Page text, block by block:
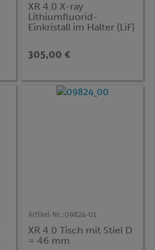
XR 4.0 X-ray
Lithiumfluorid-
Einkristall im Halter (LiF)
305,00 €
Artikel-Nr.:09824-01
XR 4.0 Tisch mit Stiel D
= 46 mm